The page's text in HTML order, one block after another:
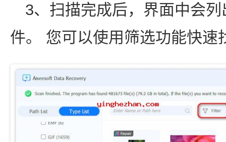
3、扫描完成后，界面中会
件。 您可以使用筛选功能快速